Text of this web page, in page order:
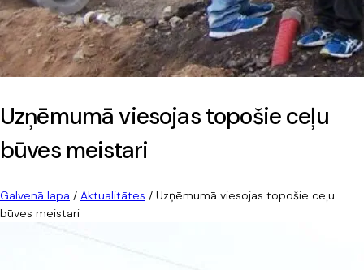
Uzņēmumā viesojas topošie ceļu
būves meistari
Galvenā lapa / Aktualitātes / Uzņēmumā viesojas topošie ceļu
būves meistari